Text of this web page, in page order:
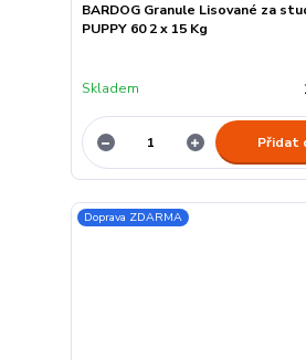
BARDOG Granule Lisované za
PUPPY 60 2 x 15 Kg
Skladem
Přidat
Doprava ZDARMA